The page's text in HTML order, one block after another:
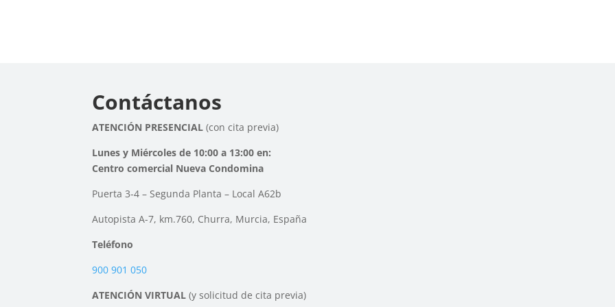
Contáctanos
ATENCIÓN PRESENCIAL(con cita previa)
Lunes y Miércoles de 10:00 a 13:00 en:
Centro comercial Nueva Condomina
Puerta 3-4 – Segunda Planta – Local A62b
Autopista A-7, km.760, Churra, Murcia, España
Teléfono
900 901 050
ATENCIÓN VIRTUAL(y solicitud de cita previa)